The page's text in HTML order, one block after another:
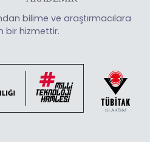
bilime ve araştırmacılara
bir hizmettir.